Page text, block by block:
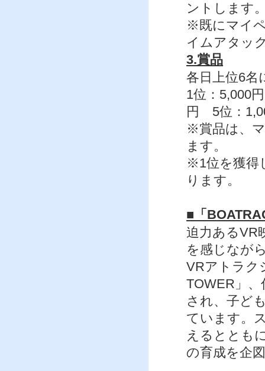
ントします
※既にマイ
イムアタッ
3.賞品
各日上位6名
1位：5,000
円 5位：
※賞品は、
ます。
※1位を獲得
ります。
■「
迫力あるVR
を感じなが
VRアトラク
TOWER」
され、子ど
ています。
えるととも
の育成を企